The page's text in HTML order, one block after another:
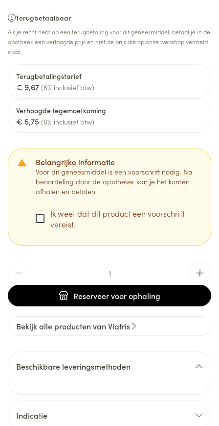
Terugbetaalbaar
Als je recht hebt op een terugbetaling voor dit geneesmiddel, betaal je in de
apotheek een verlaagde prijs en niet de prijs die op onze webshop vermeld
staat.
Terugbetalingstarief
€ 9,67 (6% inclusief btw)
Verhoogde tegemoetkoming
€ 5,75 (6% inclusief btw)
Belangrijke informatie
Voor dit geneesmiddel is een voorschrift nodig. Na
beoordeling door de apotheker kan je het komen
afhalen en betalen.
Ik weet dat dit product een voorschrift
vereist.
Reserveervoor ophaling
Bekijk alle producten van Viatris
Beschikbare leveringsmethoden
Indicatie